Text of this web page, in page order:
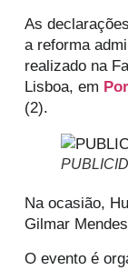
As
a reforma
realizado na
Lisboa, em
(2).
Na ocasião,
Gilmar
O evento é